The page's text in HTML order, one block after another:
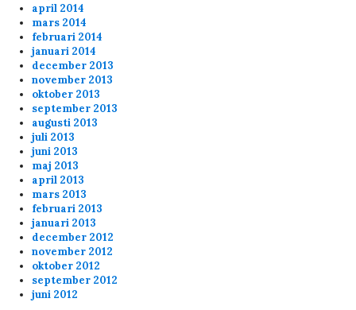
april 2014
mars 2014
februari 2014
januari 2014
december 2013
november 2013
oktober 2013
september 2013
augusti 2013
juli 2013
juni 2013
maj 2013
april 2013
mars 2013
februari 2013
januari 2013
december 2012
november 2012
oktober 2012
september 2012
juni 2012